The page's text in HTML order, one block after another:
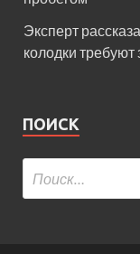
Эксперт
колодки
ПОИСК